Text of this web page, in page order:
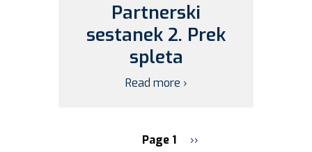
Partnerski
sestanek 2. Prek
spleta
Read more ›
Page 1
Next
››